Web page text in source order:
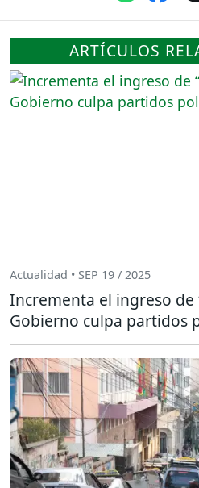
ARTÍCULOS
Actualidad • SEP 19 / 2025
Incrementa el ingreso de
Gobierno culpa partidos